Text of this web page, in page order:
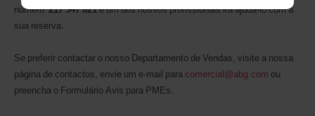
número217 547 821e um dos nossos profissionais irá ajudá-lo com a
sua reserva.
Se preferir contactar o nosso Departamento de Vendas, visite a nossa
página de contactos, envie um e-mail para comercial@abg.com ou
preencha o Formulário Avis para PMEs.